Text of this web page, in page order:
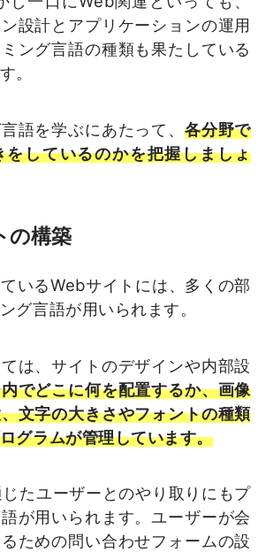
設計とアプリケーションの運用
ング言語の種類も果たしている
。
語を学ぶにあたって、 各分野で
をしているのかを把握しましょ
の構築
いるWebサイトには、多くの部
グ言語が用いられます。
は、サイトのデザインや内部設
でどこに何を配置するか、画像
文字の大きさやフォントの種類
グラムが管理しています。
たユーザーとのやり取りにもプ
が用いられます。ユーザーが会
ための問い合わせフォームの設